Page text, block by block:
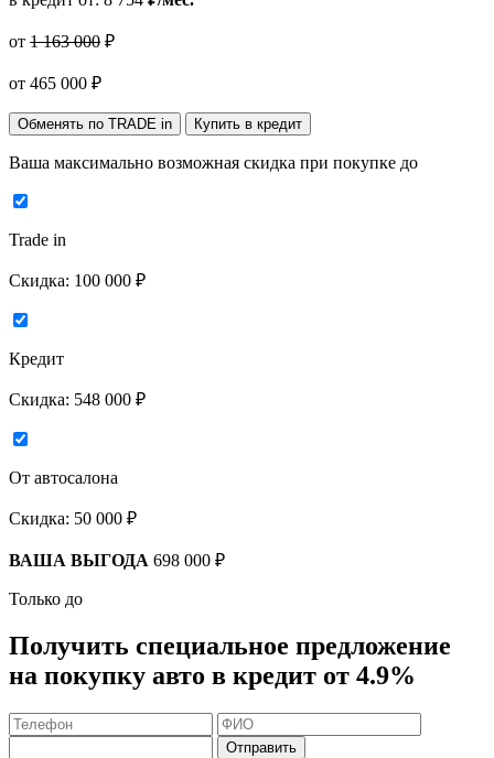
от 1 163 000 ₽
от 465 000 ₽
Обменять по TRADE in Купить в кредит
Ваша максимально возможная скидка при покупке до
Trade in
Скидка: 100 000 ₽
Кредит
Скидка: 548 000 ₽
От автосалона
Скидка: 50 000 ₽
ВАША ВЫГОДА 698 000 ₽
Только до
Получить специальное предложение
на покупку авто в кредит от 4.9%
Отправить